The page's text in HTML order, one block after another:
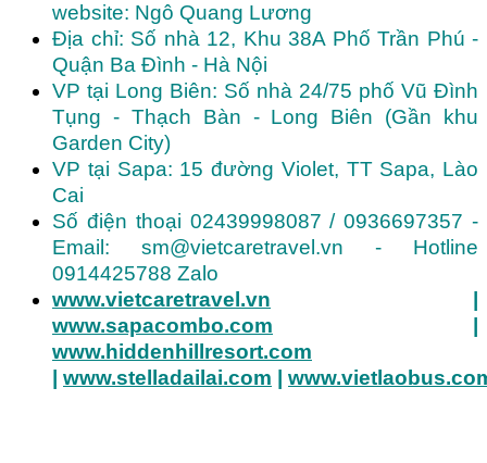
website: Ngô Quang Lương
Địa chỉ: Số nhà 12, Khu 38A Phố Trần Phú -
Quận Ba Đình - Hà Nội
VP tại Long Biên: Số nhà 24/75 phố Vũ Đình
Tụng - Thạch Bàn - Long Biên (Gần khu
Garden City)
VP tại Sapa: 15 đường Violet, TT Sapa, Lào
Cai
Số điện thoại 02439998087 / 0936697357 -
Email: sm@vietcaretravel.vn - Hotline
0914425788 Zalo
www.vietcaretravel.vn
www.sapacombo.com
www.hiddenhillresort.com
www.stelladailai.com